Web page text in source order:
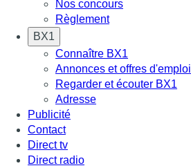
Nos concours
Règlement
BX1
Connaître BX1
Annonces et offres d'emploi
Regarder et écouter BX1
Adresse
Publicité
Contact
Direct tv
Direct radio